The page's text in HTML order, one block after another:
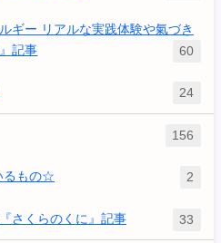
ギー リアルな実践体験や氣づき
記事
60
24
156
るもの☆ 2
さくらのくに』記事 33